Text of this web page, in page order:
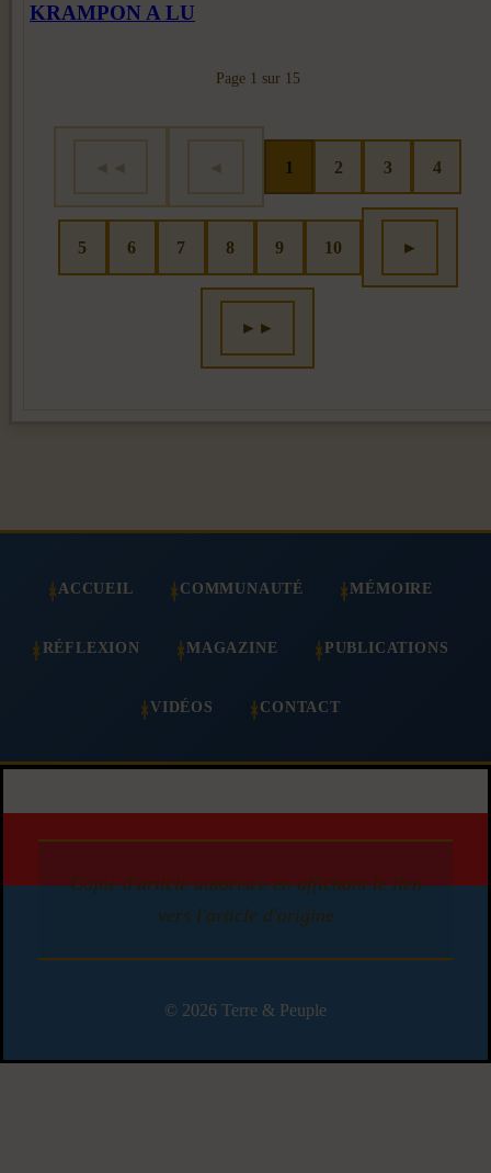
KRAMPON A LU
Page 1 sur 15
1 2 3 4
5 6 7 8 9 10 ►
►►
ACCUEIL COMMUNAUTÉ MÉMOIRE
RÉFLEXION MAGAZINE PUBLICATIONS
VIDÉOS CONTACT
Copie d'article autorisée en affichant le lien
vers l'article d'origine
© 2026 Terre & Peuple